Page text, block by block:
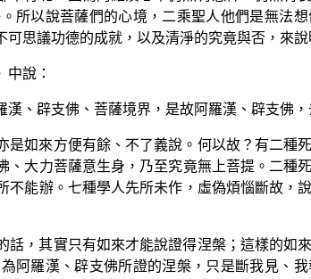
所以說菩薩們的心境，二乘聖人他們是無法
思議功德的成就，以及清淨的究竟與否，來
中說：
、辟支佛、菩薩境界，是故阿羅漢、辟支佛，
如來方便有餘、不了義說。何以故？有二種
大力菩薩意生身，乃至究竟無上菩提。二種
能辦。七種學人先所未作，虛偽煩惱斷故，
，其實只有如來才能說證得涅槃；這樣的如
阿羅漢、辟支佛所證的涅槃，只是斷我見、